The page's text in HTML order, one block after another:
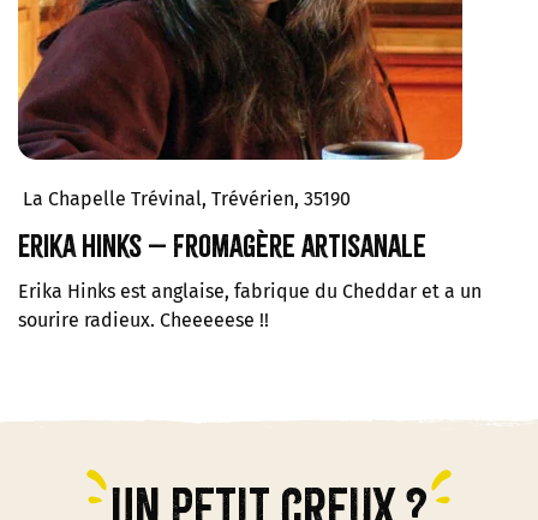
La Chapelle Trévinal, Trévérien, 35190
Erika Hinks – Fromagère artisanale
Erika Hinks est anglaise, fabrique du Cheddar et a un
sourire radieux. Cheeeeese !!